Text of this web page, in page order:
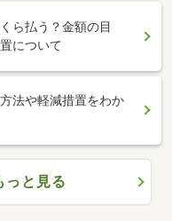
ら払う？金額の目
について
法や軽減措置をわか
っと見る